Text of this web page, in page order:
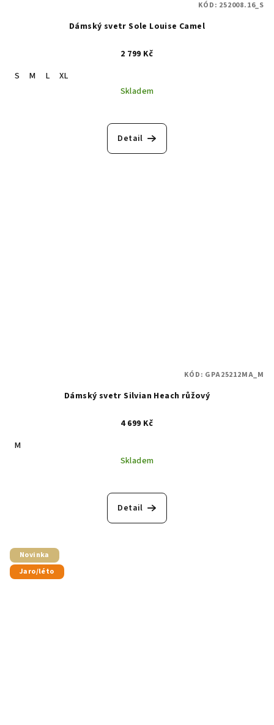
Dámský svetr Sole Louise Camel
2 799 Kč
S
M L
XL
Skladem
Detail
KÓD: 252008.16_S
Dámský svetr Silvian Heach růžový
4 699 Kč
M
Skladem
Detail
KÓD: GPA25212MA_M
Novinka
Jaro/léto